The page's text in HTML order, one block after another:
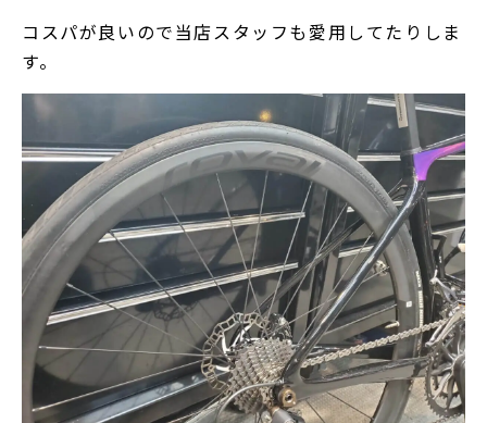
コスパが良いので当店スタッフも愛用してたりしま
す。